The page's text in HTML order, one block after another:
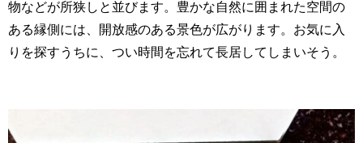
物などが所狭しと並びます。豊かな自然に囲まれた空間の
ある縁側には、開放感のある景色が広がります。お気に入
りを探すうちに、つい時間を忘れて長居してしまいそう。